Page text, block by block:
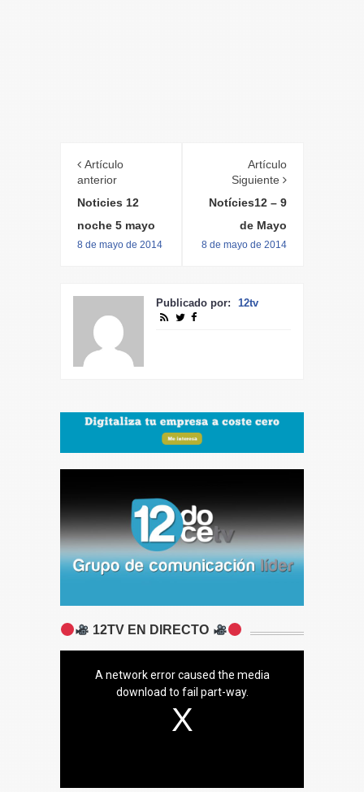
Artículo
anterior
Noticies 12
noche 5 mayo
8 de mayo de 2014
Artículo
Siguiente
Notícies12 – 9
de Mayo
8 de mayo de 2014
Publicado por: 12tv
12TV EN DIRECTO
A network error caused the media
download to fail part-way.